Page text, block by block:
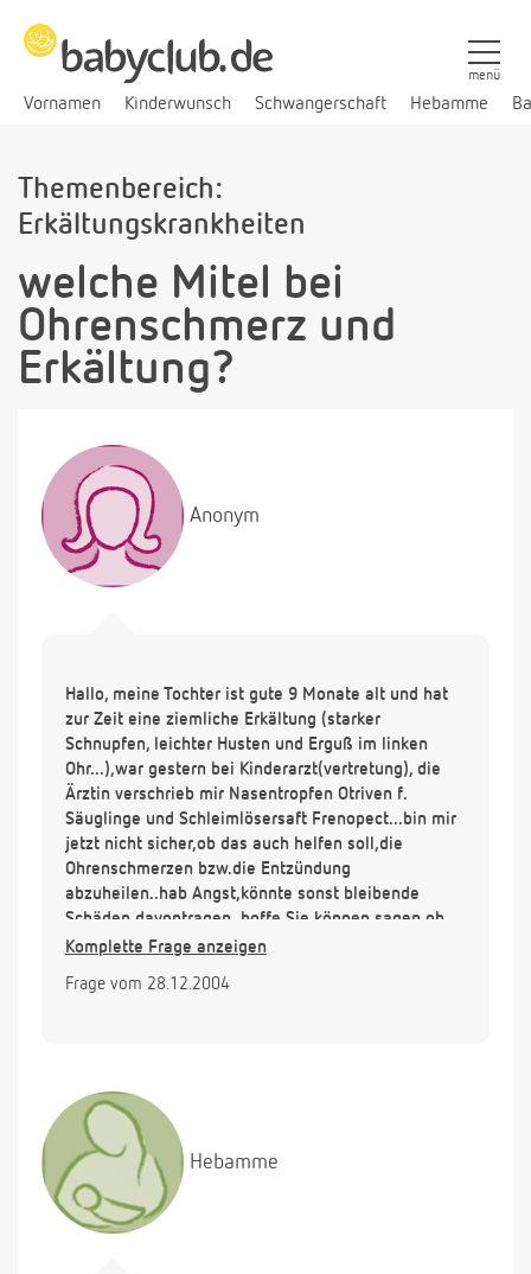
Vornamen Kinderwunsch Schwangerschaft Hebamme
menü
Themenbereich:
Erkältungskrankheiten
welche Mitel bei
Ohrenschmerz und
Erkältung?
Anonym
Hallo, meine Tochter ist gute 9 Monate alt und hat
zur Zeit eine ziemliche Erkältung (starker
Schnupfen, leichter Husten und Erguß im linken
Ohr...),war gestern bei Kinderarzt(vertretung), die
Ärztin verschrieb mir Nasentropfen Otriven f.
Säuglinge und Schleimlösersaft Frenopect...bin mir
jetzt nicht sicher,ob das auch helfen soll,die
Ohrenschmerzen bzw.die Entzündung
abzuheilen..hab Angst,könnte sonst bleibende
Schäden davontragen..hoffe Sie können sagen,ob
die Medikamente in Ordnung sind.....
Komplette Frage anzeigen
Frage vom 28.12.2004
Hebamme